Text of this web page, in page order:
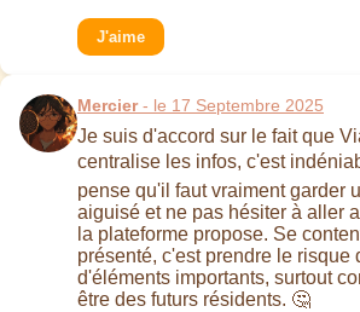
J'aime
Mercier- le 17 Septembre 2025
Je suis d'accord sur le fait que
centralise les infos, c'est
pense qu'il faut vraiment garder
aiguisé et ne pas hésiter à aller
la plateforme propose. Se
présenté, c'est prendre le risque
d'éléments importants, surtout
être des futurs résidents. 🤔